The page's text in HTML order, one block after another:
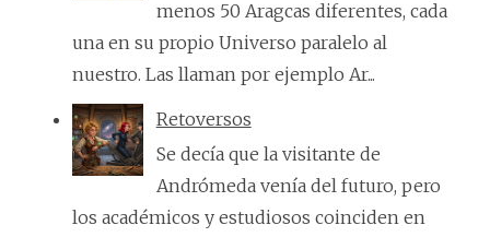
menos 50 Aragcas diferentes, cada
una en su propio Universo paralelo al
nuestro. Las llaman por ejemplo Ar...
Retoversos
Se decía que la visitante de
Andrómeda venía del futuro, pero
los académicos y estudiosos coinciden en